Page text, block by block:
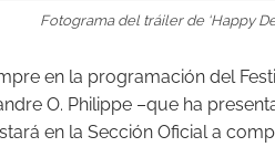
Fotograma del tráiler de ‘Happy
en la programación del
O. Philippe –que ha
en la Sección Oficial a